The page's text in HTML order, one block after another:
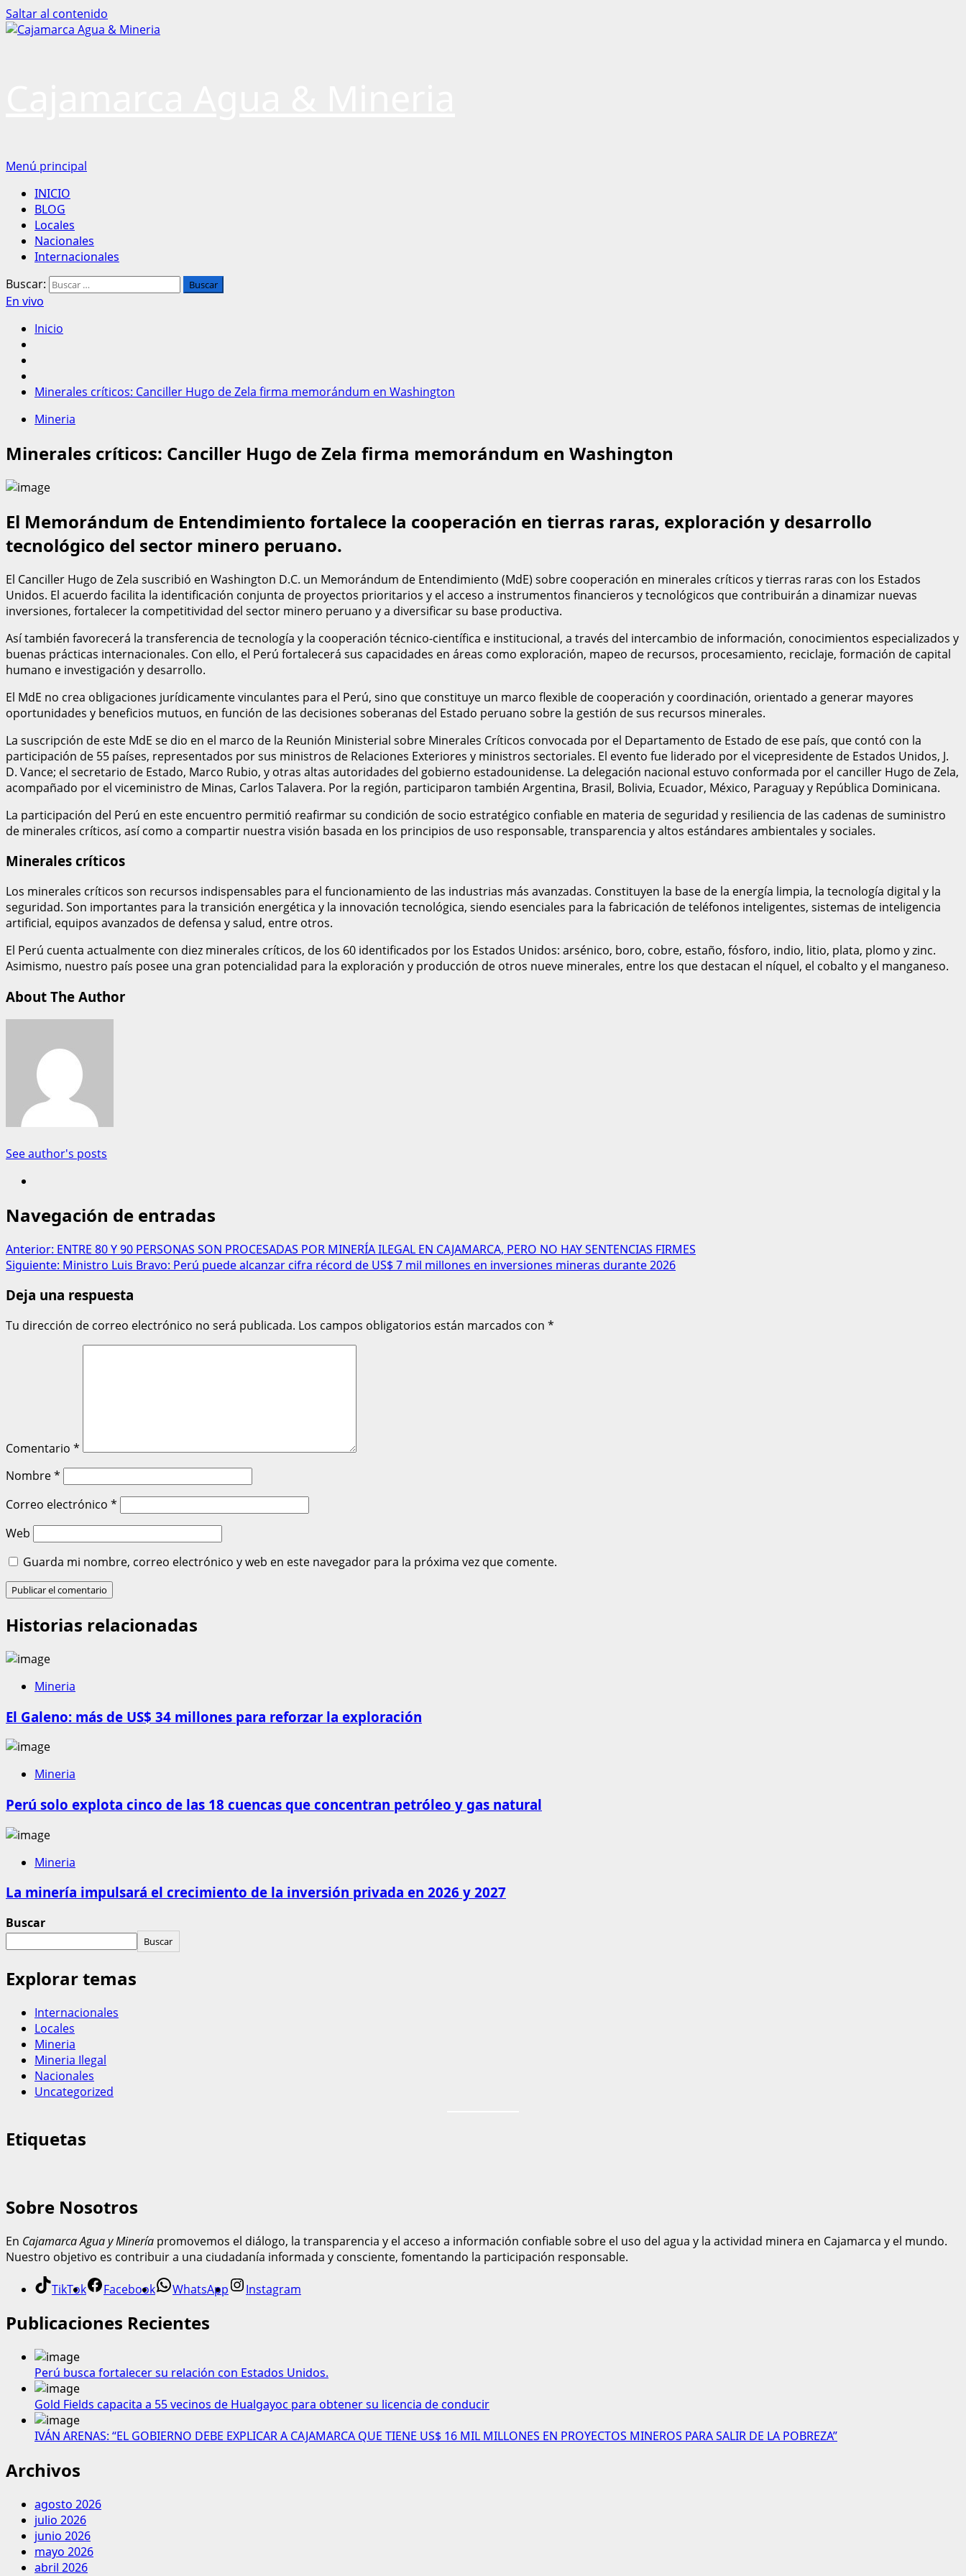
Saltar al contenido
Menú principal
INICIO
BLOG
Locales
Nacionales
Internacionales
Buscar:
En vivo
Inicio
Minerales críticos: Canciller Hugo de Zela firma memorándum en Washington
Mineria
Minerales críticos: Canciller Hugo de Zela firma memorándum en Washington
El Memorándum de Entendimiento fortalece la cooperación en tierras raras, exploración y desarrollo
tecnológico del sector minero peruano.
El Canciller Hugo de Zela suscribió en Washington D.C. un Memorándum de Entendimiento (MdE) sobre cooperación en minerales críticos y tierras raras con los Estados
Unidos. El acuerdo facilita la identificación conjunta de proyectos prioritarios y el acceso a instrumentos financieros y tecnológicos que contribuirán a dinamizar nuevas
inversiones, fortalecer la competitividad del sector minero peruano y a diversificar su base productiva.
Así también favorecerá la transferencia de tecnología y la cooperación técnico-científica e institucional, a través del intercambio de información, conocimientos especializados y
buenas prácticas internacionales. Con ello, el Perú fortalecerá sus capacidades en áreas como exploración, mapeo de recursos, procesamiento, reciclaje, formación de capital
humano e investigación y desarrollo.
El MdE no crea obligaciones jurídicamente vinculantes para el Perú, sino que constituye un marco flexible de cooperación y coordinación, orientado a generar mayores
oportunidades y beneficios mutuos, en función de las decisiones soberanas del Estado peruano sobre la gestión de sus recursos minerales.
La suscripción de este MdE se dio en el marco de la Reunión Ministerial sobre Minerales Críticos convocada por el Departamento de Estado de ese país, que contó con la
participación de 55 países, representados por sus ministros de Relaciones Exteriores y ministros sectoriales. El evento fue liderado por el vicepresidente de Estados Unidos, J.
D. Vance; el secretario de Estado, Marco Rubio, y otras altas autoridades del gobierno estadounidense. La delegación nacional estuvo conformada por el canciller Hugo de Zela,
acompañado por el viceministro de Minas, Carlos Talavera. Por la región, participaron también Argentina, Brasil, Bolivia, Ecuador, México, Paraguay y República Dominicana.
La participación del Perú en este encuentro permitió reafirmar su condición de socio estratégico confiable en materia de seguridad y resiliencia de las cadenas de suministro
de minerales críticos, así como a compartir nuestra visión basada en los principios de uso responsable, transparencia y altos estándares ambientales y sociales.
Minerales críticos
Los minerales críticos son recursos indispensables para el funcionamiento de las industrias más avanzadas. Constituyen la base de la energía limpia, la tecnología digital y la
seguridad. Son importantes para la transición energética y la innovación tecnológica, siendo esenciales para la fabricación de teléfonos inteligentes, sistemas de inteligencia
artificial, equipos avanzados de defensa y salud, entre otros.
El Perú cuenta actualmente con diez minerales críticos, de los 60 identificados por los Estados Unidos: arsénico, boro, cobre, estaño, fósforo, indio, litio, plata, plomo y zinc.
Asimismo, nuestro país posee una gran potencialidad para la exploración y producción de otros nueve minerales, entre los que destacan el níquel, el cobalto y el manganeso.
About The Author
See author's posts
Navegación de entradas
Anterior: ENTRE 80 Y 90 PERSONAS SON PROCESADAS POR MINERÍA ILEGAL EN CAJAMARCA, PERO NO HAY SENTENCIAS FIRMES
Siguiente: Ministro Luis Bravo: Perú puede alcanzar cifra récord de US$ 7 mil millones en inversiones mineras durante 2026
Deja una respuesta
Tu dirección de correo electrónico no será publicada. Los campos obligatorios están marcados con *
Comentario *
Nombre*
Correo electrónico *
Web
Guarda mi nombre, correo electrónico y web en este navegador para la próxima vez que comente.
Historias relacionadas
Mineria
El Galeno: más de US$ 34 millones para reforzar la exploración
Mineria
Perú solo explota cinco de las 18 cuencas que concentran petróleo y gas natural
Mineria
La minería impulsará el crecimiento de la inversión privada en 2026 y 2027
Buscar
Buscar
Explorar temas
Internacionales
Locales
Mineria
Mineria Ilegal
Nacionales
Uncategorized
Etiquetas
Sobre Nosotros
En Cajamarca Agua y Minería promovemos el diálogo, la transparencia y el acceso a información confiable sobre el uso del agua y la actividad minera en Cajamarca y el mundo.
Nuestro objetivo es contribuir a una ciudadanía informada y consciente, fomentando la participación responsable.
TikTok Facebook WhatsApp Instagram
Publicaciones Recientes
Perú busca fortalecer su relación con Estados Unidos.
Gold Fields capacita a 55 vecinos de Hualgayoc para obtener su licencia de conducir
IVÁN ARENAS: “EL GOBIERNO DEBE EXPLICAR A CAJAMARCA QUE TIENE US$ 16 MIL MILLONES EN PROYECTOS MINEROS PARA SALIR DE LA POBREZA”
Archivos
agosto 2026
julio 2026
junio 2026
mayo 2026
abril 2026